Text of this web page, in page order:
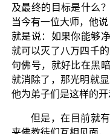
及最终的目标是什么
当今有一位大师，他
就是说：如果你能够
就可以灭了八万四千
句佛号，就好比在黑
就消除了，那光明就
他为弟子们是这样的开
但是，在目前就